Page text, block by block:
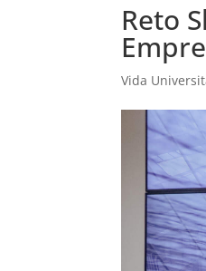
Reto
Vida